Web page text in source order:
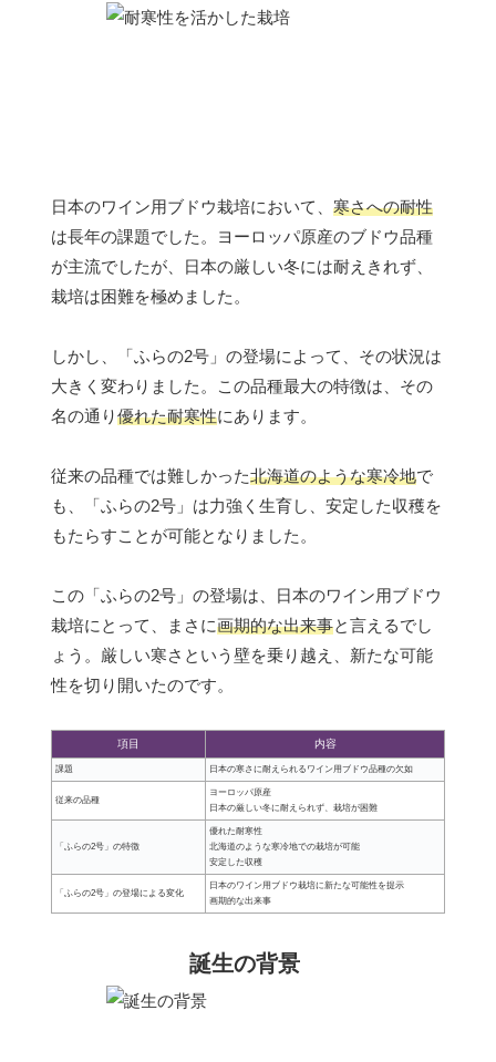
日本のワイン用ブドウ栽培において、 寒さへの耐性
は長年の課題でした。ヨーロッパ原産のブドウ品種
が主流でしたが、日本の厳しい冬には耐えきれず、
栽培は困難を極めました。
しかし、「ふらの2号」の登場によって、その状況は
大きく変わりました。この品種最大の特徴は、その
名の通り優れた耐寒性にあります。
従来の品種では難しかった北海道のような寒冷地で
も、「ふらの2号」は力強く生育し、安定した収穫を
もたらすことが可能となりました。
この「ふらの2号」の登場は、日本のワイン用ブドウ
栽培にとって、まさに画期的な出来事と言えるでし
ょう。厳しい寒さという壁を乗り越え、新たな可能
性を切り開いたのです。
項目 内容
課題 日本の寒さに耐えられるワイン用ブドウ品種の欠如
従来の品種
ヨーロッパ原産
日本の厳しい冬に耐えられず、栽培が困難
「ふらの2号」の特徴
優れた耐寒性
北海道のような寒冷地での栽培が可能
安定した収穫
「ふらの2号」の登場による変化
日本のワイン用ブドウ栽培に新たな可能性を提示
画期的な出来事
誕生の背景